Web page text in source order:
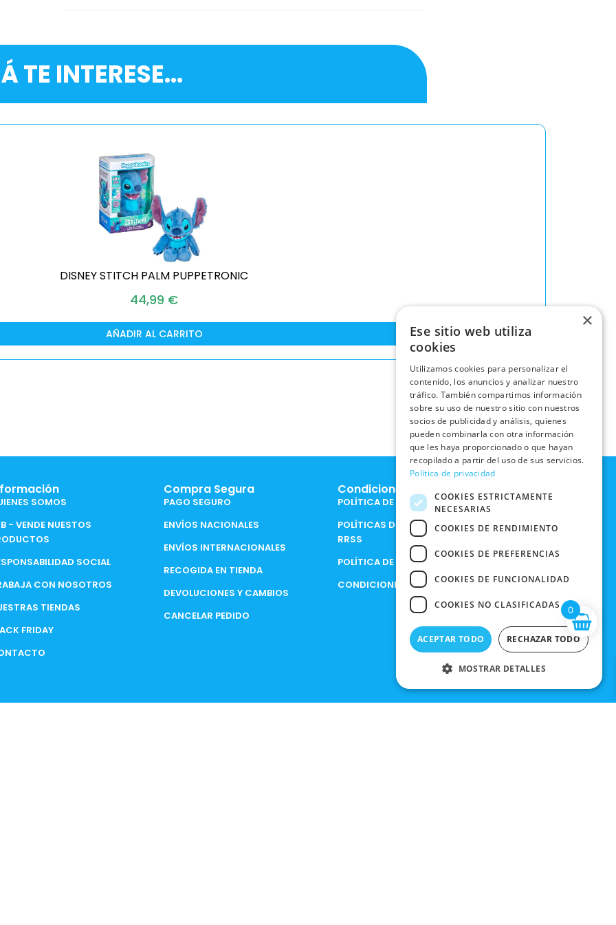
TE INTERESE...
DISNEY STITCH PALM PUPPETRONIC
44,99 €
AÑADIR AL CARRITO
SOMOS
- VENDE NUESTOS
SOCIAL
CON NOSOTROS
TIENDAS
FRIDAY
Compra Segura
PAGO SEGURO
ENVÍOS NACIONALES
ENVÍOS INTERNACIONALES
RECOGIDA EN TIENDA
DEVOLUCIONES Y CAMBIOS
CANCELAR PEDIDO
Condiciones Legales
POLÍTICA DE COOKIES
POLÍTICAS DE PRIVACIDAD EN
RRSS
POLÍTICA DE PRIVACIDAD
CONDICIONES DE COMPRA
0
×
Ese sitio web utiliza
cookies
Utilizamos cookies para personalizar el
contenido, los anuncios y analizar nuestro
tráfico. También compartimos información
sobre su uso de nuestro sitio con nuestros
socios de publicidad y análisis, quienes
pueden combinarla con otra información
que les haya proporcionado o que hayan
recopilado a partir del uso de sus servicios.
Política de privacidad
COOKIES ESTRICTAMENTE
NECESARIAS
COOKIES DE RENDIMIENTO
COOKIES DE PREFERENCIAS
COOKIES DE FUNCIONALIDAD
COOKIES NO CLASIFICADAS
ACEPTAR TODO RECHAZAR TODO
MOSTRAR DETALLES